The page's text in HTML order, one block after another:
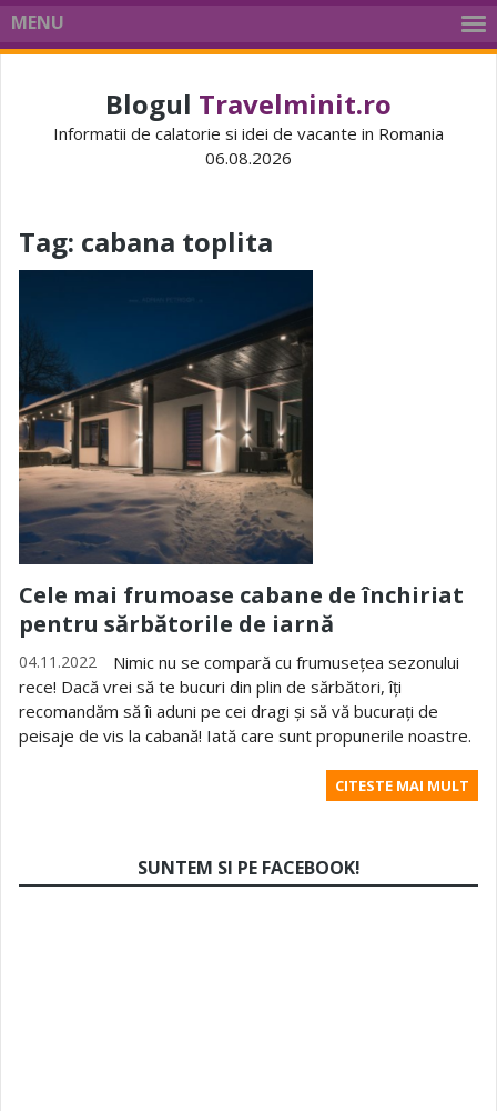
MENU
Blogul Travelminit.ro
Informatii de calatorie si idei de vacante in Romania
06.08.2026
Tag: cabana toplita
Cele mai frumoase cabane de închiriat
pentru sărbătorile de iarnă
04.11.2022
Nimic nu se compară cu frumusețea sezonului
rece! Dacă vrei să te bucuri din plin de sărbători, îți
recomandăm să îi aduni pe cei dragi și să vă bucurați de
peisaje de vis la cabană! Iată care sunt propunerile noastre.
CITESTE MAI MULT
SUNTEM SI PE FACEBOOK!